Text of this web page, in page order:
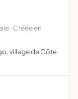
· Créée en
village de Côte